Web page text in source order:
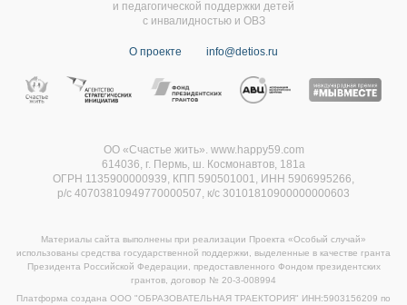
и педагогической поддержки детей
с инвалидностью и ОВЗ
О проекте info@detios.ru
ОО «Счастье жить». www.happy59.com
614036, г. Пермь, ш. Космонавтов, 181а
ОГРН 1135900000939, КПП 590501001, ИНН 5906995266,
р/с 40703810949770000507, к/с 30101810900000000603
Материалы сайта выполнены при реализации Проекта «Особый случай»
использованы средства государственной поддержки, выделенные в качестве гранта
Президента Российской Федерации, предоставленного Фондом президентских
грантов, договор № 20-3-008994
Платформа создана ООО "ОБРАЗОВАТЕЛЬНАЯ ТРАЕКТОРИЯ" ИНН:5903156209 по